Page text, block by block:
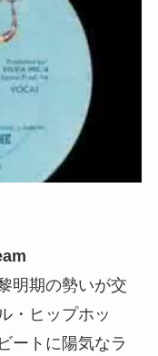
明期の勢いが交
・ヒップホッ
ートに陽気なラ